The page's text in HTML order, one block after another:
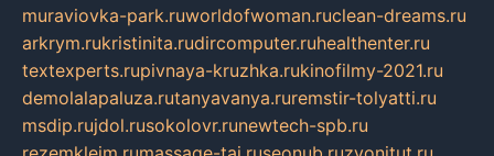
muraviovka-park.ruworldofwoman.ruclean-dreams.ru
arkrym.rukristinita.rudircomputer.ruhealthenter.ru
textexperts.rupivnaya-kruzhka.rukinofilmy-2021.ru
demolalapaluza.rutanyavanya.ruremstir-tolyatti.ru
msdip.rujdol.rusokolovr.runewtech-spb.ru